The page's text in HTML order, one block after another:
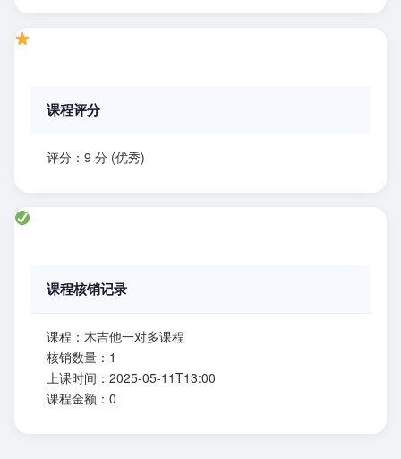
课程评分
评分：9 分 (优秀)
课程核销记录
课程：木吉他一对多课程
核销数量：1
上课时间：2025-05-11T13:00
课程金额：0